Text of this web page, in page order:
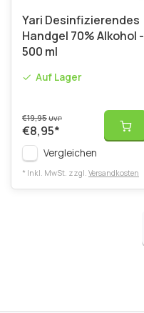
Yari Desinfizierendes
Handgel 70% Alkohol -
500 ml
Auf Lager
€19,95UVP
€8,95*
Vergleichen
* Inkl. MwSt. zzgl. Versandkosten